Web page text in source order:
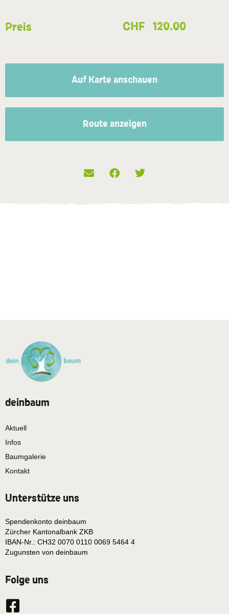
Preis CHF 120.00
Auf Karte anschauen
Route anzeigen
deinbaum
Aktuell
Infos
Baumgalerie
Kontakt
Unterstütze uns
Spendenkonto deinbaum
Zürcher Kantonalbank ZKB
IBAN-Nr.: CH32 0070 0110 0069 5464 4
Zugunsten von deinbaum
Folge uns